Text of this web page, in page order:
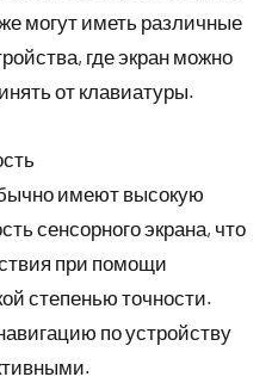
могут иметь различные
где экран можно
от клавиатуры.
имеют высокую
сенсорного экрана, что
при помощи
степенью точности.
по устройству